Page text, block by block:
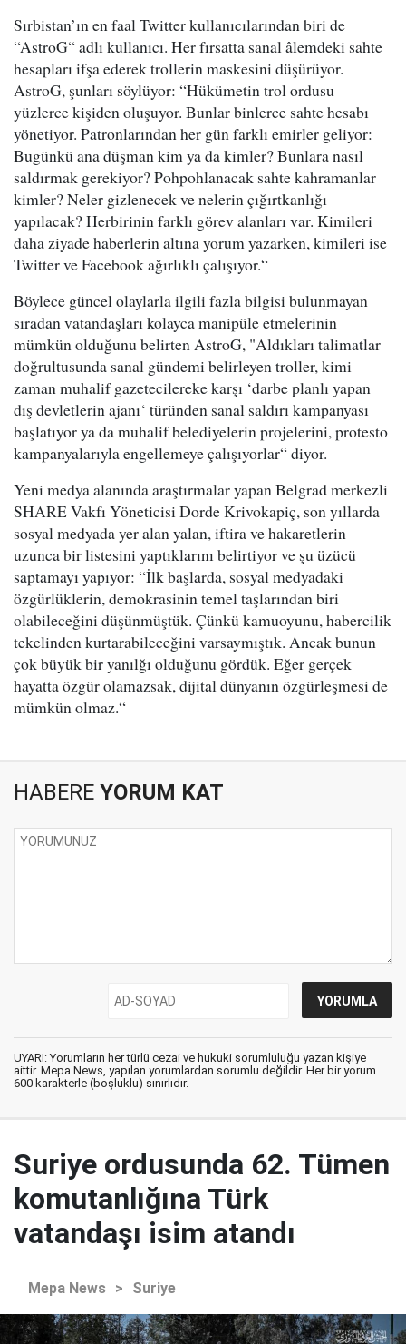
Sırbistan’ın en faal Twitter kullanıcılarından biri de
“AstroG“ adlı kullanıcı. Her fırsatta sanal âlemdeki sahte
hesapları ifşa ederek trollerin maskesini düşürüyor.
AstroG, şunları söylüyor: “Hükümetin trol ordusu
yüzlerce kişiden oluşuyor. Bunlar binlerce sahte hesabı
yönetiyor. Patronlarından her gün farklı emirler geliyor:
Bugünkü ana düşman kim ya da kimler? Bunlara nasıl
saldırmak gerekiyor? Pohpohlanacak sahte kahramanlar
kimler? Neler gizlenecek ve nelerin çığırtkanlığı
yapılacak? Herbirinin farklı görev alanları var. Kimileri
daha ziyade haberlerin altına yorum yazarken, kimileri ise
Twitter ve Facebook ağırlıklı çalışıyor.“
Böylece güncel olaylarla ilgili fazla bilgisi bulunmayan
sıradan vatandaşları kolayca manipüle etmelerinin
mümkün olduğunu belirten AstroG, "Aldıkları talimatlar
doğrultusunda sanal gündemi belirleyen troller, kimi
zaman muhalif gazetecilereke karşı ‘darbe planlı yapan
dış devletlerin ajanı‘ türünden sanal saldırı kampanyası
başlatıyor ya da muhalif belediyelerin projelerini, protesto
kampanyalarıyla engellemeye çalışıyorlar“ diyor.
Yeni medya alanında araştırmalar yapan Belgrad merkezli
SHARE Vakfı Yöneticisi Dorde Krivokapiç, son yıllarda
sosyal medyada yer alan yalan, iftira ve hakaretlerin
uzunca bir listesini yaptıklarını belirtiyor ve şu üzücü
saptamayı yapıyor: “İlk başlarda, sosyal medyadaki
özgürlüklerin, demokrasinin temel taşlarından biri
olabileceğini düşünmüştük. Çünkü kamuoyunu, habercilik
tekelinden kurtarabileceğini varsaymıştık. Ancak bunun
çok büyük bir yanılğı olduğunu gördük. Eğer gerçek
hayatta özgür olamazsak, dijital dünyanın özgürleşmesi de
mümkün olmaz.“
HABERE YORUM KAT
UYARI: Yorumların her türlü cezai ve hukuki sorumluluğu yazan kişiye
aittir. Mepa News, yapılan yorumlardan sorumlu değildir. Her bir yorum
600 karakterle (boşluklu) sınırlıdır.
Suriye ordusunda 62. Tümen
komutanlığına Türk
vatandaşı isim atandı
Mepa News > Suriye